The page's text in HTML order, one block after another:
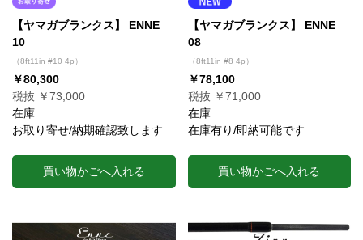
【ヤマガブランクス】 ENNE
10
（8ft11in #10 4p）
￥80,300
税抜 ￥73,000
在庫
お取り寄せ/納期確認致します
買い物かごへ入れる
【ヤマガブランクス】 ENNE
08
（8ft11in #8 4p）
￥78,100
税抜 ￥71,000
在庫
在庫有り/即納可能です
買い物かごへ入れる